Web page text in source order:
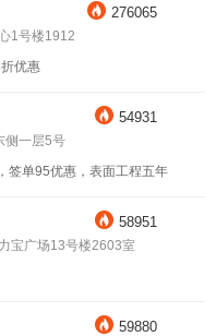
276065
1号楼1912
优惠
54931
侧一层5号
签单95优惠，表面工程五年
58951
宝广场13号楼2603室
59880